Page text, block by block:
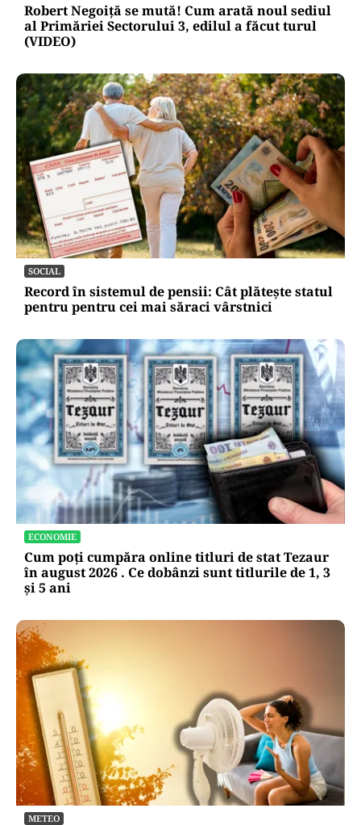
Robert Negoiță se mută! Cum arată noul sediul
al Primăriei Sectorului 3, edilul a făcut turul
(VIDEO)
SOCIAL
Record în sistemul de pensii: Cât plătește statul
pentru pentru cei mai săraci vârstnici
ECONOMIE
Cum poți cumpăra online titluri de stat Tezaur
în august 2026 . Ce dobânzi sunt titlurile de 1, 3
și 5 ani
METEO